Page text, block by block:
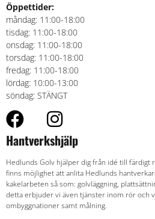
Öppettider:
måndag: 11:00-18:00
tisdag: 11:00-18:00
onsdag: 11:00-18:00
torsdag: 11:00-18:00
fredag: 11:00-18:00
lördag: 10:00-13:00
söndag: STÄNGT
Hantverkshjälp
Hedlunds Golv hjälper dig från idé till färdigt
finns möjlighet att anlita Hedlunds
kakelarbeten så som: golvläggning,
detta erbjuder vi även tjänster inom rör och
ombyggnationer samt målning.